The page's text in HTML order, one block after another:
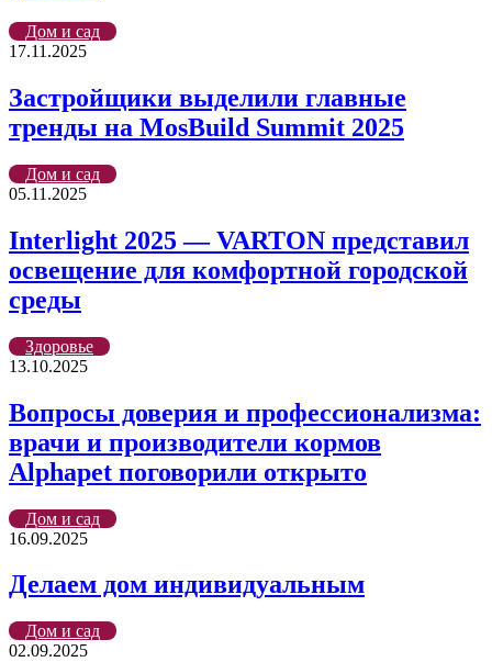
Дом и сад
17.11.2025
Застройщики выделили главные
тренды на MosBuild Summit 2025
Дом и сад
05.11.2025
Interlight 2025 — VARTON представил
освещение для комфортной городской
среды
Здоровье
13.10.2025
Вопросы доверия и профессионализма:
врачи и производители кормов
Alphapet поговорили открыто
Дом и сад
16.09.2025
Делаем дом индивидуальным
Дом и сад
02.09.2025